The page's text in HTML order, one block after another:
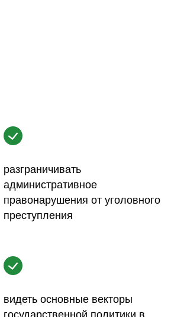
разграничивать
административное
правонарушения от уголовного
преступления
видеть основные векторы